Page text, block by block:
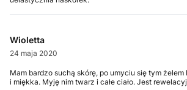
Wioletta
24 maja 2020
Mam bardzo suchą skórę, po umyciu się tym żelem
i miękka. Myję nim twarz i całe ciało. Jest